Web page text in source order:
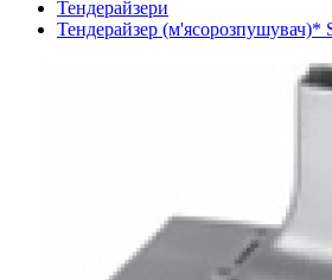
Тендерайзери
Тендерайзер